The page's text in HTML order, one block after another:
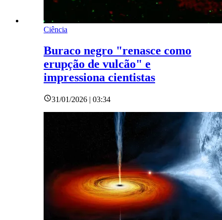
Ciência
Buraco negro "renasce como
erupção de vulcão" e
impressiona cientistas
31/01/2026 | 03:34